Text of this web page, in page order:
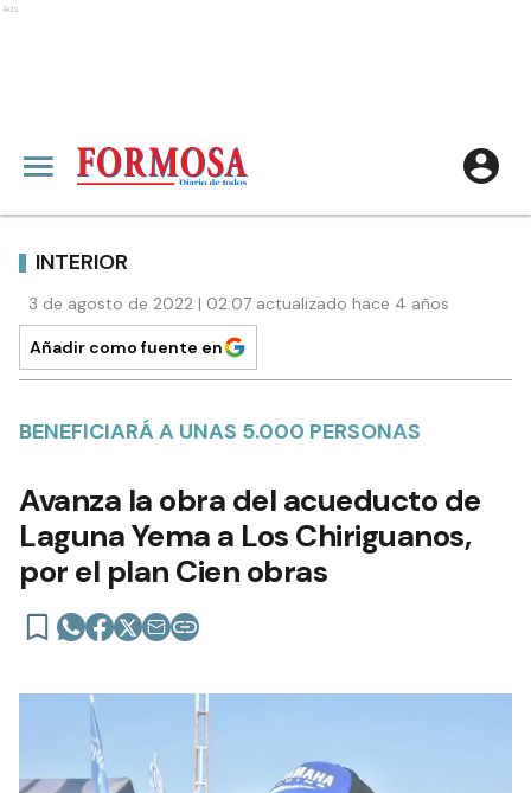
Ads
INTERIOR
3 de agosto de 2022 | 02:07 actualizado hace 4 años
Añadir como fuente en
BENEFICIARÁ A UNAS 5.000 PERSONAS
Avanza la obra del acueducto de
Laguna Yema a Los Chiriguanos,
por el plan Cien obras